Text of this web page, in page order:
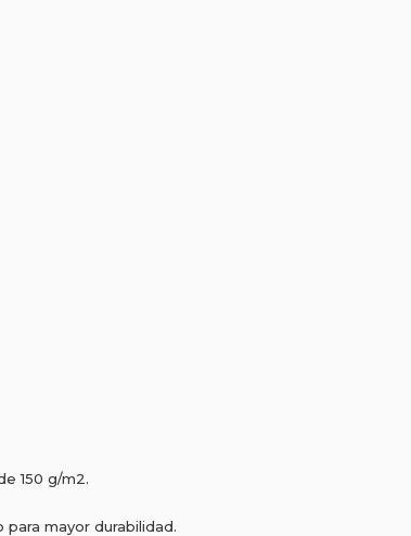
150 g/m2.
mayor durabilidad.